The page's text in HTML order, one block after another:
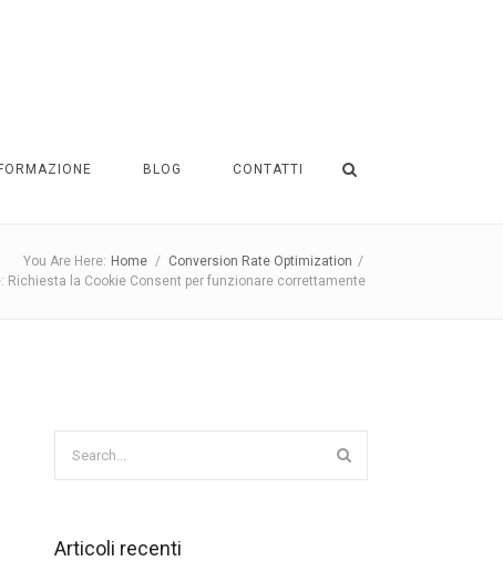
FORMAZIONE BLOG CONTATTI
You Are Here: Home / Conversion Rate Optimization /
Richiesta la Cookie Consent per funzionare correttamente
Articoli recenti